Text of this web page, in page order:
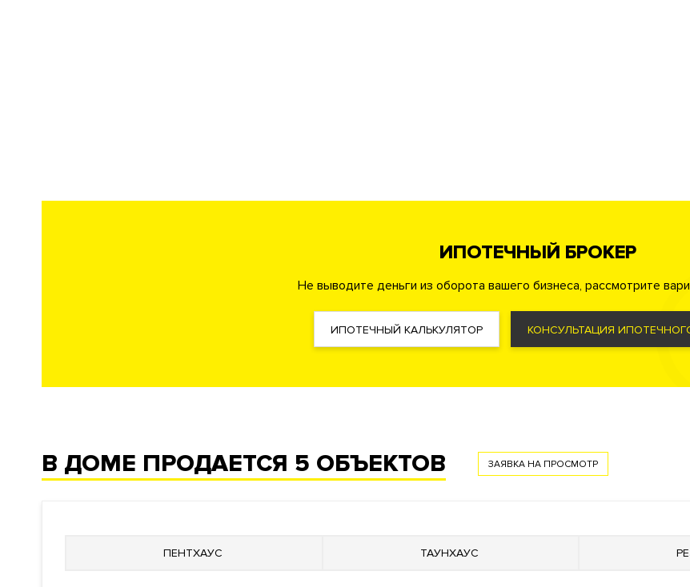
Закрытый клубный комплекс. Премиальная локация. Возможно купить апартаменты, пентхаусы с высокими
террасами и каминами, таунхаусы со своими входами, патио, а так же отдельно стоящие статусные
С верхних этажей комплекса открываются панорамные виды наКремльи часть исторической застройки
Жилой комплекс расположен в районе Замоскворечье в ЦАО, рядом с метро Новокузнецкая. Адрес: 2-й
переулок дом 8 стр. 1.
ИПОТЕЧНЫЙ БРОКЕР
Не выводите деньги из оборота вашего бизнеса, рассмотрите
ИПОТЕЧНЫЙ КАЛЬКУЛЯТОР КОНСУЛЬТАЦИЯ
В ДОМЕ ПРОДАЕТСЯ 5 ОБЪЕКТОВ ЗАЯВКА НА ПРОСМОТР
ПЕНТХАУС ТАУНХАУС